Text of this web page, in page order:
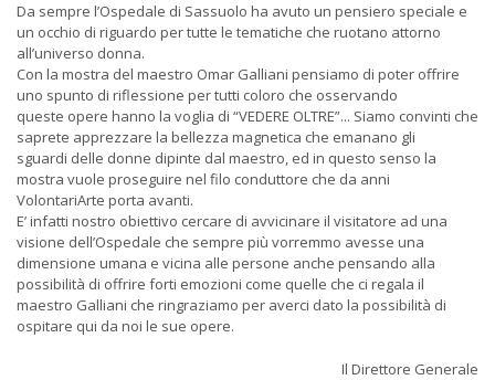
Da sempre l’Ospedale di Sassuolo ha avuto un pensiero speciale e
un occhio di riguardo per tutte le tematiche che ruotano attorno
all’universo donna.
Con la mostra del maestro Omar Galliani pensiamo di poter offrire
uno spunto di riflessione per tutti coloro che osservando
queste opere hanno la voglia di “VEDERE OLTRE”... Siamo convinti che
saprete apprezzare la bellezza magnetica che emanano gli
sguardi delle donne dipinte dal maestro, ed in questo senso la
mostra vuole proseguire nel filo conduttore che da anni
VolontariArte porta avanti.
E’ infatti nostro obiettivo cercare di avvicinare il visitatore ad una
visione dell’Ospedale che sempre più vorremmo avesse una
dimensione umana e vicina alle persone anche pensando alla
possibilità di offrire forti emozioni come quelle che ci regala il
maestro Galliani che ringraziamo per averci dato la possibilità di
ospitare qui da noi le sue opere.
Il Direttore Generale